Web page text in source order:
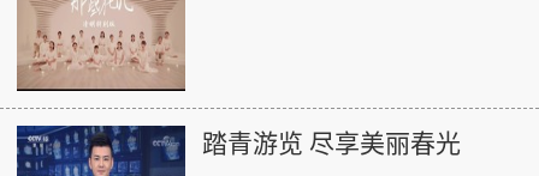
踏青游览 尽享美丽春光